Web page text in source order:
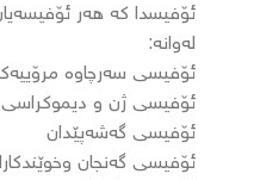
ئۆفیسدا کە هەر
لەوانە:
ئۆفیسی سەرچاوە
ئۆفیسی ژن و دیموکراسی
ئۆفیسی گەشەپێدان
ئۆفیسی گەنجان